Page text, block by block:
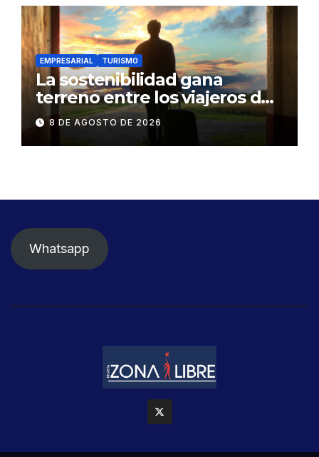
EMPRESARIAL TURISMO
La sostenibilidad gana
terreno entre los viajeros de
negocios
8 DE AGOSTO DE 2026
Whatsapp